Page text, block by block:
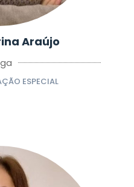
Araújo
ESPECIAL